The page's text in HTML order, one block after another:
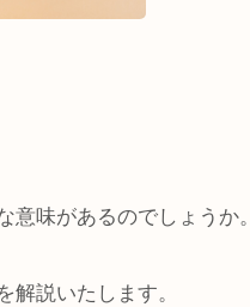
味があるのでしょうか。
説いたします。